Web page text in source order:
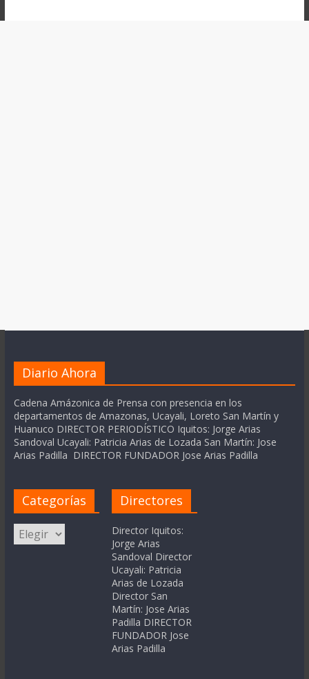
Diario Ahora
Cadena Amázonica de Prensa con presencia en los
departamentos de Amazonas, Ucayali, Loreto San Martín y
Huanuco DIRECTOR PERIODÍSTICO Iquitos: Jorge Arias
Sandoval Ucayali: Patricia Arias de Lozada San Martín: Jose
Arias Padilla DIRECTOR FUNDADOR Jose Arias Padilla
Categorías
Categorías
Directores
Director Iquitos:
Jorge Arias
Sandoval Director
Ucayali: Patricia
Arias de Lozada
Director San
Martín: Jose Arias
Padilla DIRECTOR
FUNDADOR Jose
Arias Padilla